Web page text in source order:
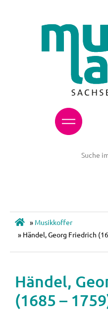
» Musikkoffer
» Händel, Georg Friedrich
Händel,
(1685 –